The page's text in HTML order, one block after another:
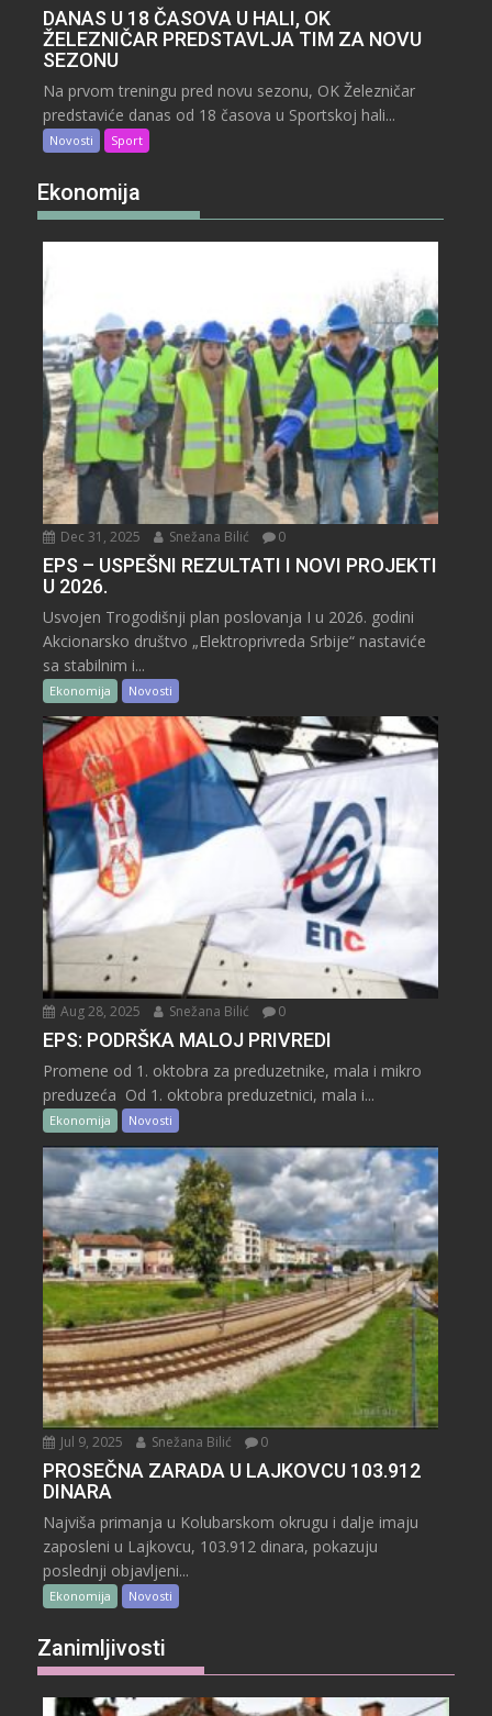
DANAS U 18 ČASOVA U HALI, OK
ŽELEZNIČAR PREDSTAVLJA TIM ZA NOVU
SEZONU
Na prvom treningu pred novu sezonu, OK Železničar
predstaviće danas od 18 časova u Sportskoj hali...
Novosti Sport
Ekonomija
Dec 31, 2025 Snežana Bilić 0
EPS – USPEŠNI REZULTATI I NOVI PROJEKTI
U 2026.
Usvojen Trogodišnji plan poslovanja I u 2026. godini
Akcionarsko društvo „Elektroprivreda Srbije“ nastaviće
sa stabilnim i...
Ekonomija Novosti
Aug 28, 2025 Snežana Bilić 0
EPS: PODRŠKA MALOJ PRIVREDI
Promene od 1. oktobra za preduzetnike, mala i mikro
preduzeća Od 1. oktobra preduzetnici, mala i...
Ekonomija Novosti
Jul 9, 2025 Snežana Bilić 0
PROSEČNA ZARADA U LAJKOVCU 103.912
DINARA
Najviša primanja u Kolubarskom okrugu i dalje imaju
zaposleni u Lajkovcu, 103.912 dinara, pokazuju
poslednji objavljeni...
Ekonomija Novosti
Zanimljivosti